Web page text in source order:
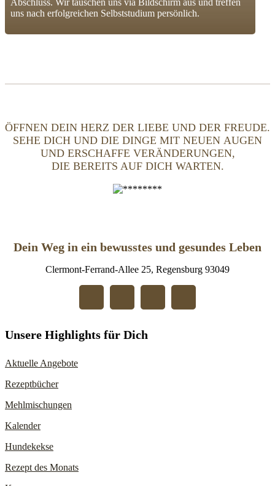
Abschluss. Wir tauschen uns via Bildschirm aus und treffen
uns nach erfolgreichen Selbststudium persönlich.
ÖFFNEN DEIN HERZ DER LIEBE UND DER FREUDE.
SEHE DICH UND DIE DINGE MIT NEUEN AUGEN
UND ERSCHAFFE VERÄNDERUNGEN,
DIE BEREITS AUF DICH WARTEN.
Dein Weg in ein bewusstes und gesundes Leben
Clermont-Ferrand-Allee 25, Regensburg 93049
Unsere Highlights für Dich
Aktuelle Angebote
Rezeptbücher
Mehlmischungen
Kalender
Hundekekse
Rezept des Monats